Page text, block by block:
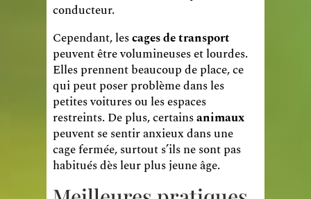
conducteur.
Cependant, lescages de transport
peuvent être volumineuses et lourdes.
Elles prennent beaucoup de place, ce
qui peut poser problème dans les
petites voitures ou les espaces
restreints. De plus, certainsanimaux
peuvent se sentir anxieux dans une
cage fermée, surtout s’ils ne sont pas
habitués dès leur plus jeune âge.